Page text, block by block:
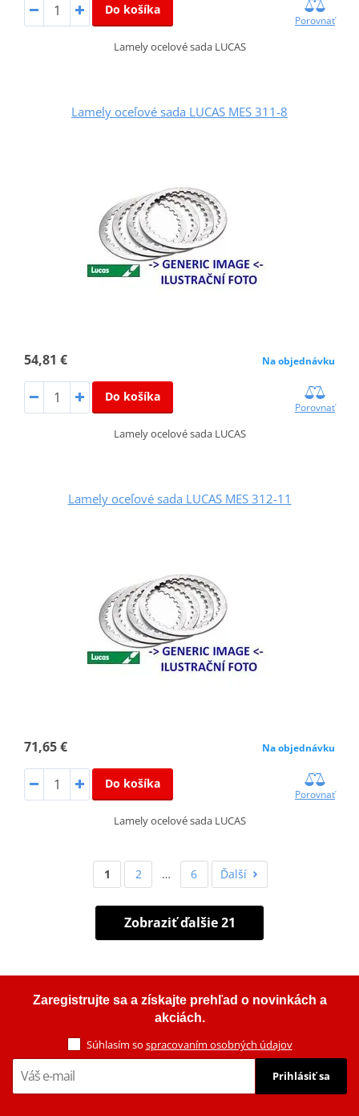
Do košíka
Porovnať
Lamely ocelové sada LUCAS
Lamely oceľové sada LUCAS MES 311-8
54,81 € Na objednávku
Do košíka
Porovnať
Lamely ocelové sada LUCAS
Lamely oceľové sada LUCAS MES 312-11
71,65 € Na objednávku
Do košíka
Porovnať
Lamely ocelové sada LUCAS
1 2 … 6 Ďalší
Zobraziť ďalšie 21
Zaregistrujte sa a získajte prehľad o novinkách a
akciách.
Súhlasím so spracovaním osobných údajov
Prihlásiť sa